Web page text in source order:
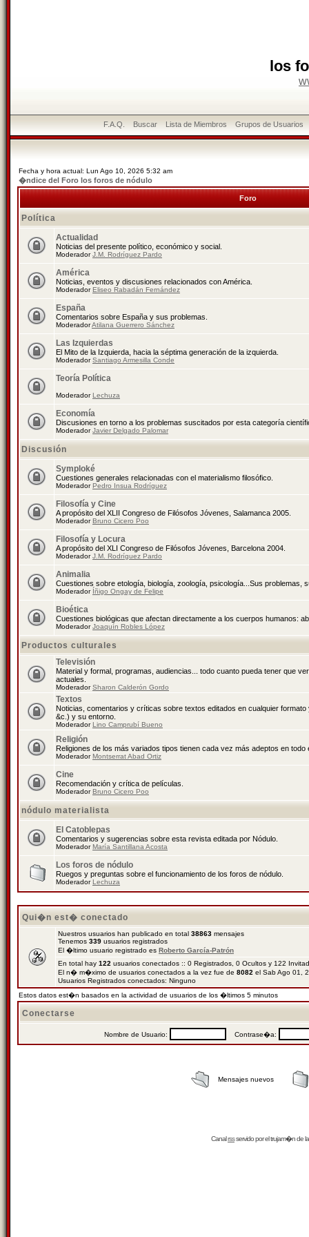
los
F.A.Q. Buscar Lista de Miembros Grupos de Usuarios
Fecha y hora actual: Lun Ago 10, 2026 5:32 am
�ndice del Foro los foros de nódulo
Foro
Política
Actualidad
Noticias del presente político, económico y social.
ModeradorJ.M. Rodríguez Pardo
América
Noticias, eventos y discusiones relacionados con América.
ModeradorEliseo Rabadán Fernández
España
Comentarios sobre España y sus problemas.
ModeradorAtilana Guerrero Sánchez
Las Izquierdas
El Mito de la Izquierda, hacia la séptima generación de la izquierda.
ModeradorSantiago Armesilla Conde
Teoría Política
ModeradorLechuza
Economía
Discusiones en torno a los problemas suscitados por esta categoría
ModeradorJavier Delgado Palomar
Discusión
Symploké
Cuestiones generales relacionadas con el materialismo filosófico.
ModeradorPedro Insua Rodríguez
Filosofía y Cine
A propósito del XLII Congreso de Filósofos Jóvenes, Salamanca 2005.
ModeradorBruno Cicero Poo
Filosofía y Locura
A propósito del XLI Congreso de Filósofos Jóvenes, Barcelona 2004.
ModeradorJ.M. Rodríguez Pardo
Animalia
Cuestiones sobre etología, biología, zoología, psicología...Sus problemas,
Moderador Íñigo Ongay de Felipe
Bioética
Cuestiones biológicas que afectan directamente a los cuerpos humanos:
ModeradorJoaquín Robles López
Productos culturales
Televisión
Material y formal, programas, audiencias... todo cuanto pueda tener que
actuales.
ModeradorSharon Calderón Gordo
Textos
Noticias, comentarios y críticas sobre textos editados en cualquier
&c.) y su entorno.
ModeradorLino Camprubí Bueno
Religión
Religiones de los más variados tipos tienen cada vez más adeptos en todo
ModeradorMontserrat Abad Ortiz
Cine
Recomendación y crítica de películas.
ModeradorBruno Cicero Poo
nódulo materialista
El Catoblepas
Comentarios y sugerencias sobre esta revista editada por Nódulo.
ModeradorMaría Santillana Acosta
Los foros de nódulo
Ruegos y preguntas sobre el funcionamiento de los foros de nódulo.
ModeradorLechuza
Qui�n est� conectado
Nuestros usuarios han publicado en total 38863 mensajes
Tenemos 339 usuarios registrados
El �ltimo usuario registrado es Roberto García-Patrón
En total hay 122 usuarios conectados :: 0 Registrados, 0 Ocultos y 122
El n� m�ximo de usuarios conectados a la vez fue de 8082 el Sab Ago 01,
Usuarios Registrados conectados: Ninguno
Estos datos est�n basados en la actividad de usuarios de los �ltimos 5 minutos
Conectarse
Nombre de Usuario: Contrase�a:
Mensajes nuevos
Canalrssservido por eltrujam�nde